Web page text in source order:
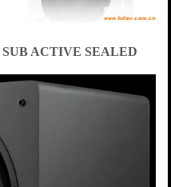
SUB ACTIVE SEALED